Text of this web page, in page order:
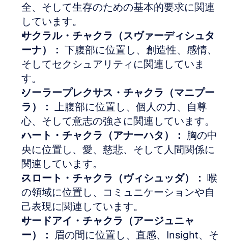
全、そして生存のための基本的要求に関連
しています。
サクラル・チャクラ（スヴァーディシュタ
ーナ）： 下腹部に位置し、創造性、感情、
そしてセクシュアリティに関連していま
す。
ソーラープレクサス・チャクラ（マニプー
ラ）： 上腹部に位置し、個人の力、自尊
心、そして意志の強さに関連しています。
ハート・チャクラ（アナーハタ）： 胸の中
央に位置し、愛、慈悲、そして人間関係に
関連しています。
スロート・チャクラ（ヴィシュッダ）： 喉
の領域に位置し、コミュニケーションや自
己表現に関連しています。
サードアイ・チャクラ（アージュニャ
ー）： 眉の間に位置し、直感、Insight、そ